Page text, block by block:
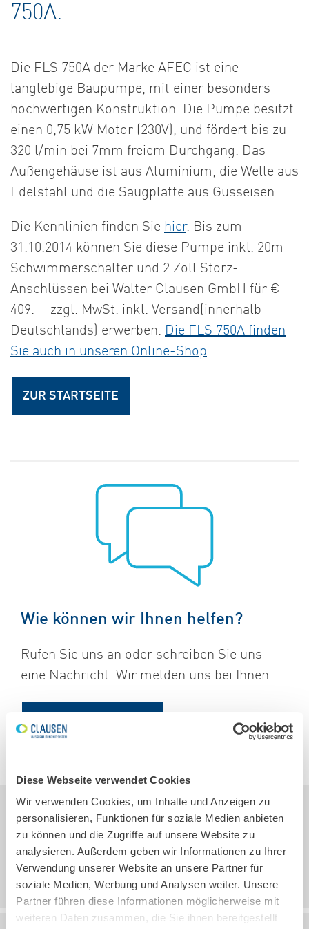
Diese Webseite verwendet Cookies
Wir verwenden Cookies, um Inhalte und Anzeigen zu
personalisieren, Funktionen für soziale Medien anbieten
zu können und die Zugriffe auf unsere Website zu
analysieren. Außerdem geben wir Informationen zu Ihrer
Verwendung unserer Website an unsere Partner für
soziale Medien, Werbung und Analysen weiter. Unsere
Partner führen diese Informationen möglicherweise mit
weiteren Daten zusammen, die Sie ihnen bereitgestellt
750A.
Die FLS 750A der Marke AFEC ist eine
langlebige Baupumpe, mit einer besonders
hochwertigen Konstruktion. Die Pumpe besitzt
einen 0,75 kW Motor (230V), und fördert bis zu
320 l/min bei 7mm freiem Durchgang. Das
Außengehäuse ist aus Aluminium, die Welle aus
Edelstahl und die Saugplatte aus Gusseisen.
Die Kennlinien finden Sie hier. Bis zum
31.10.2014 können Sie diese Pumpe inkl. 20m
Schwimmerschalter und 2 Zoll Storz-
Anschlüssen bei Walter Clausen GmbH für €
409.-- zzgl. MwSt. inkl. Versand(innerhalb
Deutschlands) erwerben. Die FLS 750A finden
Sie auch in unseren Online-Shop.
ZUR STARTSEITE
Wie können wir Ihnen helfen?
Rufen Sie uns an oder schreiben Sie uns
eine Nachricht. Wir melden uns bei Ihnen.
25.09.2014, 15:00Uhr
Walter Clausen ist Distributor für BBA
Pumps und AFEC.